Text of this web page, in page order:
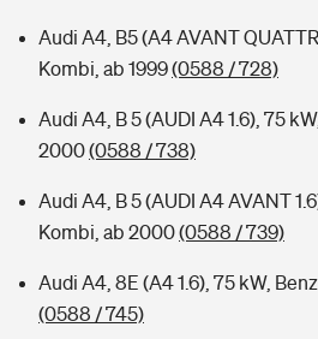
Audi A4, B5 (A4 AVANT
Kombi, ab 1999(0588 / 728)
Audi A4, B 5 (AUDI A4 1.6), 75
2000(0588 / 738)
Audi A4, B 5 (AUDI A4 AVANT
Kombi, ab 2000(0588 / 739)
Audi A4, 8E (A4 1.6), 75 kW,
(0588 / 745)